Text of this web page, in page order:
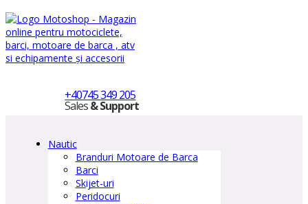
+40745 349 205
Sales& Support
Nautic
Branduri Motoare de Barca
Barci
Skijet-uri
Peridocuri